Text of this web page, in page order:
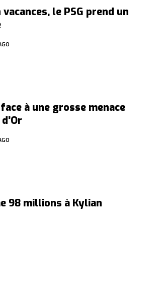
le PSG prend un
à une grosse menace
98 millions à Kylian